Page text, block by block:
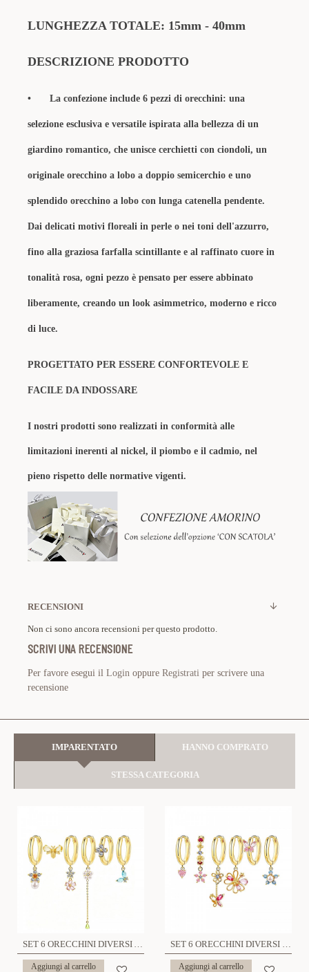
LUNGHEZZA TOTALE: 15mm - 40mm
DESCRIZIONE PRODOTTO
• La confezione include 6 pezzi di orecchini: una
selezione esclusiva e versatile ispirata alla bellezza di un
giardino romantico, che unisce cerchietti con ciondoli, un
originale orecchino a lobo a doppio semicerchio e uno
splendido orecchino a lobo con lunga catenella pendente.
Dai delicati motivi floreali in perle o nei toni dell'azzurro,
fino alla graziosa farfalla scintillante e al raffinato cuore in
tonalità rosa, ogni pezzo è pensato per essere abbinato
liberamente, creando un look asimmetrico, moderno e ricco
di luce.
PROGETTATO PER ESSERE CONFORTEVOLE E
FACILE DA INDOSSARE
I nostri prodotti sono realizzati in conformità alle
limitazioni inerenti al nickel, il piombo e il cadmio, nel
pieno rispetto delle normative vigenti.
RECENSIONI
Non ci sono ancora recensioni per questo prodotto.
SCRIVI UNA RECENSIONE
Per favore esegui il Login oppure Registrati per scrivere una
recensione
IMPARENTATO HANNO COMPRATO
STESSA CATEGORIA
SET 6 ORECCHINI DIVERSI A TEMA GIARDINO - YK26132C855
Aggiungi al carrello
SET 6 ORECCHINI DIVERSI CON CIONDOLI ROMANTICI - YK26132C853
Aggiungi al carrello